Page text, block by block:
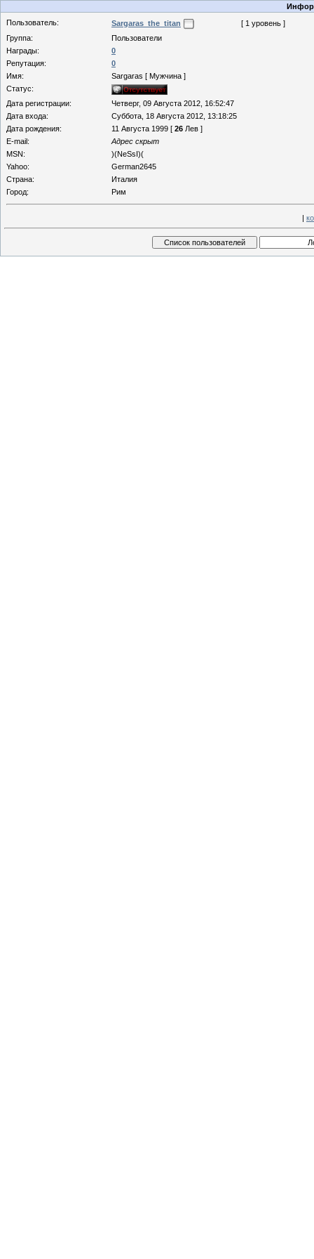
Пользователь:
Sargaras_the_titan
[ 1 уровень ]
Группа:
Пользователи
Награды:
0
Репутация:
0
Имя:
Sargaras [ Мужчина ]
Статус:
Дата регистрации:
Четверг, 09 Августа 2012, 16:52:47
Дата входа:
Суббота, 18 Августа 2012, 13:18:25
Дата рождения:
11 Августа 1999 [ 26 Лев ]
E-mail:
Адрес скрыт
MSN:
)(NeSsI)(
Yahoo:
German2645
Страна:
Италия
Город:
Рим
|